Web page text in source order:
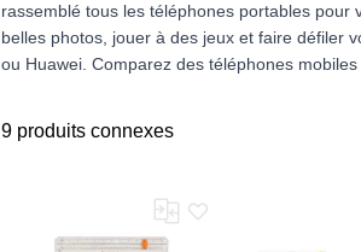
rassemblé tous les téléphones portables
belles photos, jouer à des jeux et faire défiler
ou Huawei. Comparez des téléphones
9 produits connexes